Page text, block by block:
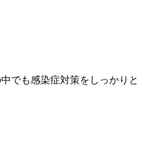
でも感染症対策をしっかりと